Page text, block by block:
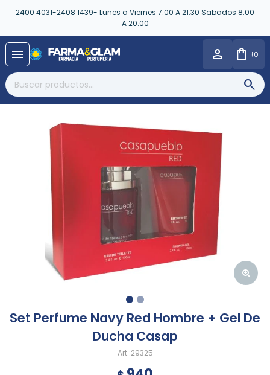
2400 4031-2408 1439- Lunes a Viernes 7:00 A 21:30 Sabados 8:00
A 20:00
menu $0
Set Perfume Navy Red Hombre + Gel De
Ducha Casap
29325